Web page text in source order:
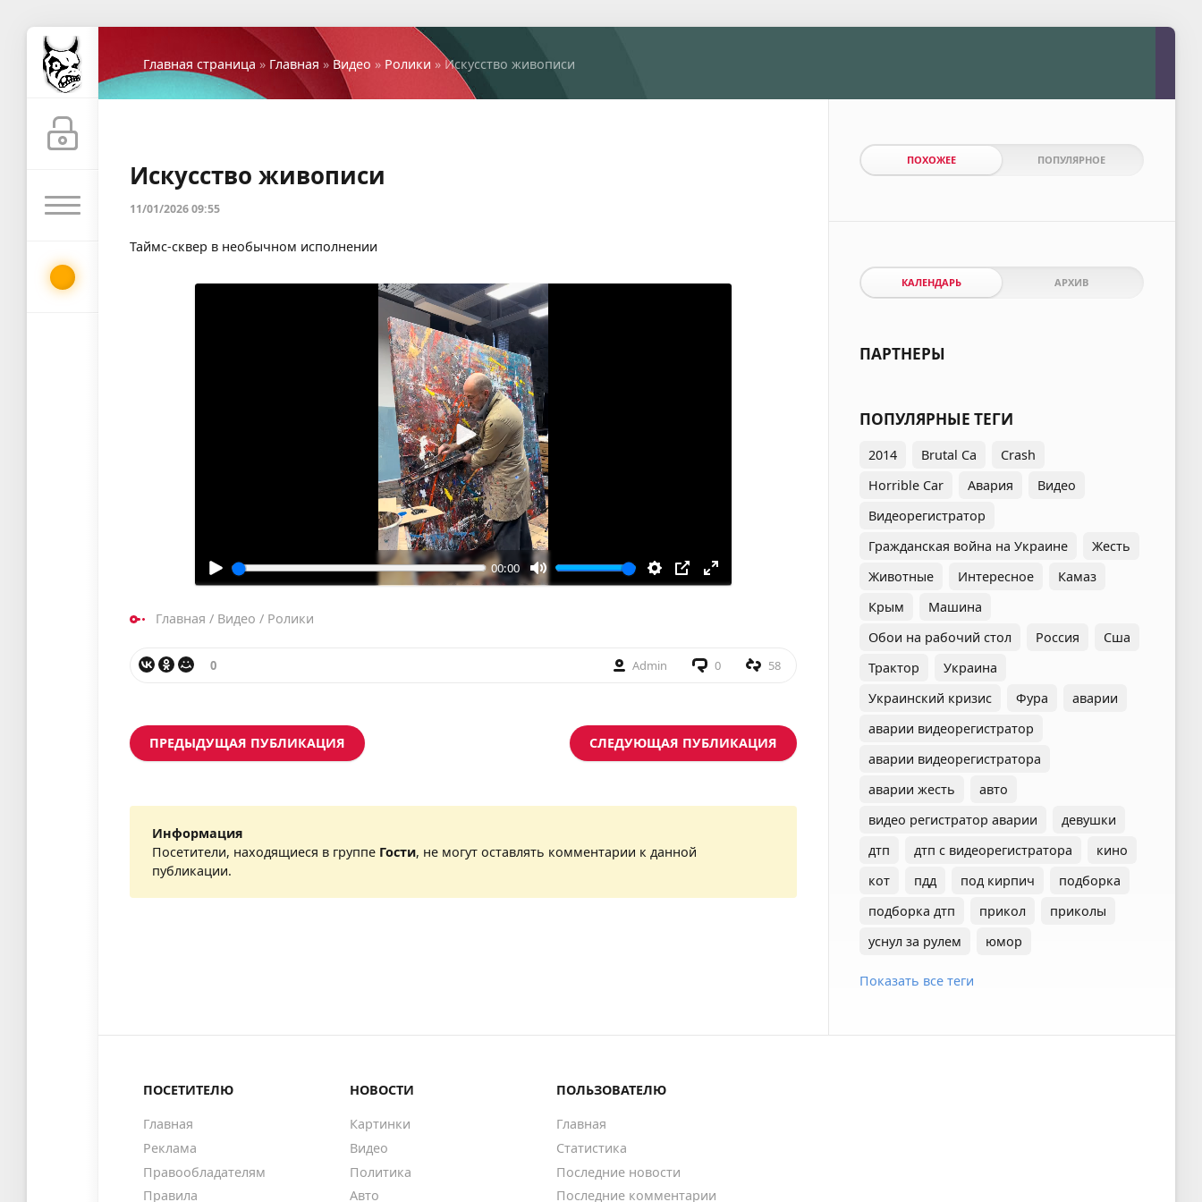
Главная страница » Главная » Видео » Ролики » Искусство живописи
Искусство живописи
11/01/2026 09:55
Таймс-сквер в необычном исполнении
00:00
Воспроизвести
Главная / Видео / Ролики
0 Admin 0 58
ПРЕДЫДУЩАЯ ПУБЛИКАЦИЯ СЛЕДУЮЩАЯ ПУБЛИКАЦИЯ
Информация
Посетители, находящиеся в группе Гости, не могут оставлять комментарии к данной
публикации.
ПОХОЖЕЕ ПОПУЛЯРНОЕ
КАЛЕНДАРЬ АРХИВ
ПАРТНЕРЫ
ПОПУЛЯРНЫЕ ТЕГИ
2014 Brutal Ca
Crash
Horrible Car
Авария
Видео
Видеорегистратор
Гражданская война на Украине
Жесть
Животные
Интересное
Камаз
Крым
Машина
Обои на рабочий стол
Россия
Сша
Трактор
Украина
Украинский кризис
Фура
аварии
аварии видеорегистратор
аварии видеорегистратора
аварии жесть
авто
видео регистратор аварии
девушки
дтп
дтп с видеорегистратора
кино
кот
пдд под кирпич
подборка
подборка дтп
прикол
приколы
уснул за рулем
юмор
Показать все теги
ПОСЕТИТЕЛЮ
Главная
Реклама
Правообладателям
Правила
НОВОСТИ
Картинки
Видео
Политика
Авто
ПОЛЬЗОВАТЕЛЮ
Главная
Статистика
Последние новости
Последние комментарии